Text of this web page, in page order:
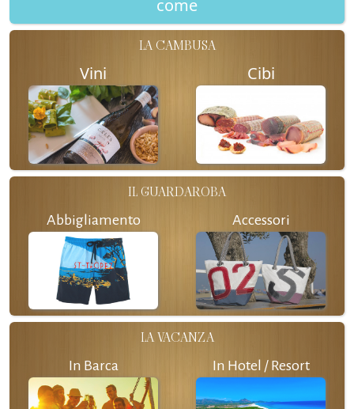
come
LA CAMBUSA
Vini Cibi
IL GUARDAROBA
Abbigliamento Accessori
LA VACANZA
In Barca In Hotel / Resort